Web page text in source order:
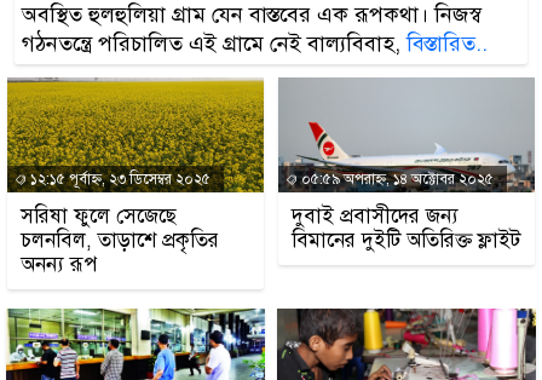
অবস্থিত হুলহুলিয়া গ্রাম যেন বাস্তবের এক রূপকথা। নিজস্ব
গঠনতন্ত্রে পরিচালিত এই গ্রামে নেই বাল্যবিবাহ,বিস্তারিত..
১২:১৫ পূর্বাহ্ন, ২৩ ডিসেম্বর ২০২৫
সরিষা ফুলে সেজেছে
চলনবিল, তাড়াশে প্রকৃতির
অনন্য রূপ
০৫:৫৯ অপরাহ্ন, ১৪ অক্টোবর ২০২৫
দুবাই প্রবাসীদের জন্য
বিমানের দুইটি অতিরিক্ত ফ্লাইট